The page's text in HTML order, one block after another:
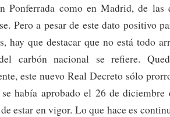
Ponferrada como en Madrid, de las
Pero a pesar de este dato positivo
hay que destacar que no está todo
carbón nacional se refiere.
este nuevo Real Decreto sólo
había aprobado el 26 de diciembre
estar en vigor. Lo que hace es